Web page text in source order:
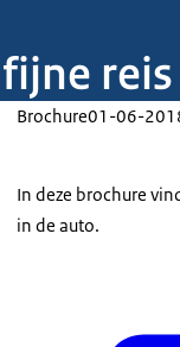
Brochure01-06-
In deze brochure
in de auto.